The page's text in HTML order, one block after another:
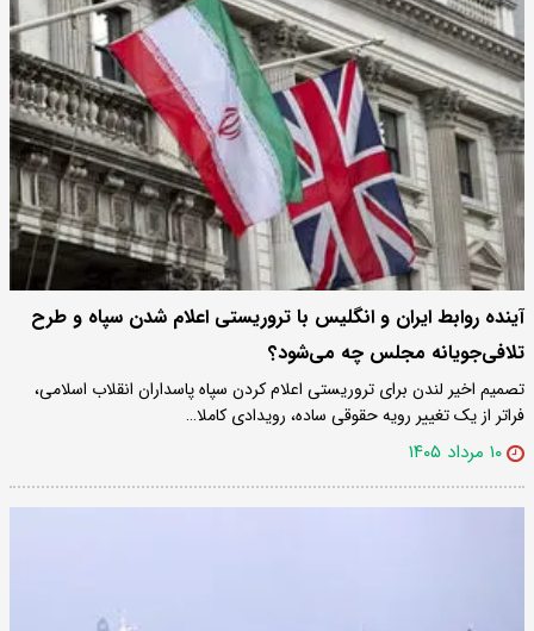
آینده روابط ایران و انگلیس با تروریستی اعلام شدن سپاه و طرح
تلافی‌جویانه مجلس چه می‌شود؟
تصمیم اخیر لندن برای تروریستی اعلام کردن سپاه پاسداران انقلاب اسلامی،
فراتر از یک تغییر رویه حقوقی ساده، رویدادی کاملا…
۱۰ مرداد ۱۴۰۵